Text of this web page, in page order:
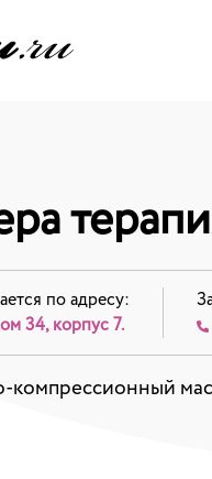
по адресу:
34, корпус 7.